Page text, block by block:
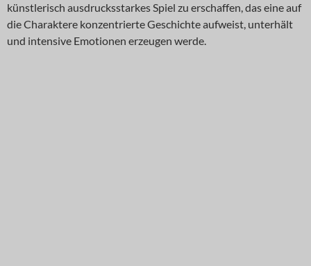
künstlerisch ausdrucksstarkes Spiel zu erschaffen, das eine auf
die Charaktere konzentrierte Geschichte aufweist, unterhält
und intensive Emotionen erzeugen werde.